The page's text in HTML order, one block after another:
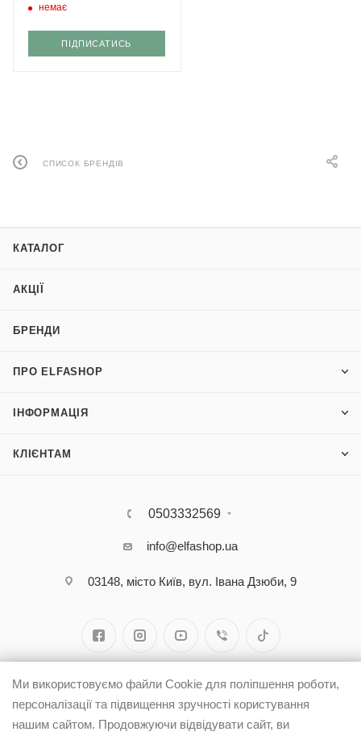
немає
ПІДПИСАТИСЬ
СПИСОК БРЕНДІВ
КАТАЛОГ
АКЦІЇ
БРЕНДИ
ПРО ELFASHOP
ІНФОРМАЦІЯ
КЛІЄНТАМ
0503332569
info@elfashop.ua
03148, місто Київ, вул. Івана Дзюби, 9
Ми використовуємо файли Cookie для поліпшення роботи,
персоналізації та підвищення зручності користування
нашим сайтом. Продовжуючи відвідувати сайт, ви